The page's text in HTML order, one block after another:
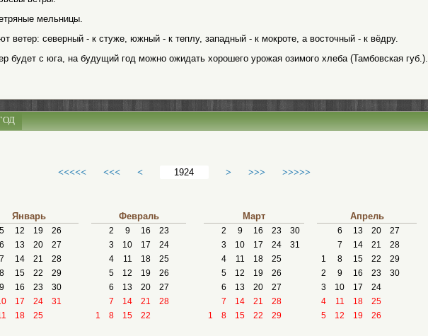
мельницы.
ветер: северный - к стуже, южный - к теплу, западный - к мокроте, а восточный - к вёдру.
будет с юга, на будущий год можно ожидать хорошего урожая озимого хлеба (Тамбовская губ.).
<<<<< <<< < > >>> >>>>>
Январь
5 12 19
26
6
13 20
27
7
14 21
28
8 15 22
29
9 16 23
30
17 24
31
18 25
Февраль
2 9 16
23
3
10 17
24
4
11 18
25
5
12 19
26
6
13 20
27
7
14 21
28
1
8 15 22
Март
2 9 16 23
30
3
10 17 24
31
4
11 18
25
5
12 19
26
6
13 20
27
7
14 21
28
1
8 15 22 29
Апрель
6 13 20
27
7
14 21
28
1
8 15 22
29
2
9 16 23
30
3
10 17
24
4
11 18
25
5
12 19 26